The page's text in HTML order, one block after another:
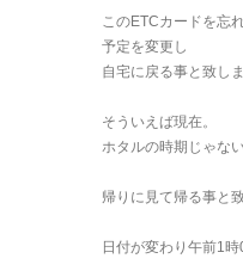
このETCカードを忘
予定を変更し
自宅に戻る事と致しま
そういえば現在。
ホタルの時期じゃな
帰りに見て帰る事と
日付が変わり午前1時